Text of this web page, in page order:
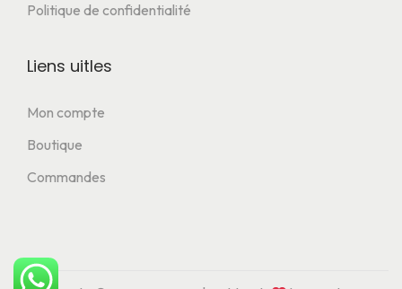
Politique de confidentialité
Liens uitles
Mon compte
Boutique
Commandes